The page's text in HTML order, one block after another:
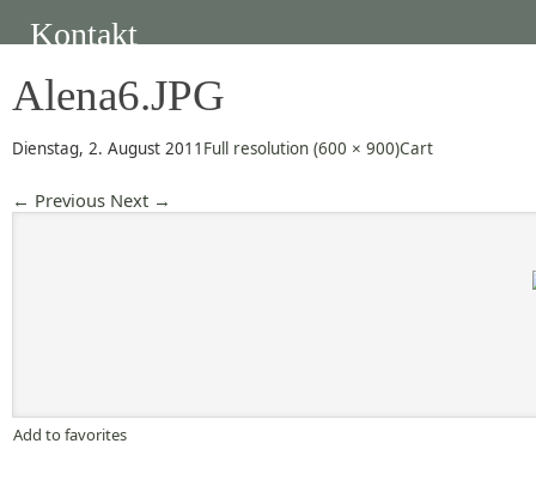
Kontakt
Alena6.JPG
Dienstag, 2. August 2011 Full resolution (600 × 900)Cart
← Previous Next →
Add to favorites